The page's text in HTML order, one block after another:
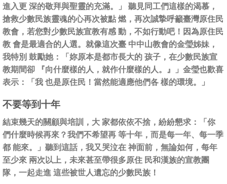
進入更 深的敬拜與聖靈的充滿。」 聽見同工們這樣的渴慕，
搶救少數民族靈魂的心再次被點 燃，再次誠摯呼籲臺灣原住民
教會，若您對少數民族宣教有感 動，不如行動吧！因為原住民
教 會是最適合的人選。就像這次臺 中中山教會的金瑩姊妹，
我特別 鼓勵她：「妳原本是都市長大的 孩子，在少數民族宣
教期間卻 『向什麼樣的人，就作什麼樣的人。』」金瑩也歡喜
表示：「我 也是原住民！當然能適應他們各 樣的環境。」
不要等到十年
結束幾天的關顧與培訓，大 家都依依不捨，紛紛懇求：「你
們什麼時候再來？我們不希望再 等十年，而是每一年、每一季
都 能來。」聽到這話，我又哭泣在 神面前，無論如何，每年
至少來 兩次以上，未來甚至帶很多原住 民和漢族的宣教團
隊，一起走進 這些被世人遺忘的少數民族！